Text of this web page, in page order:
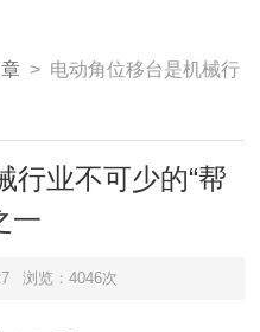
> 电动角位移台是机械行
行业不可少的“帮
一
浏览：4046次